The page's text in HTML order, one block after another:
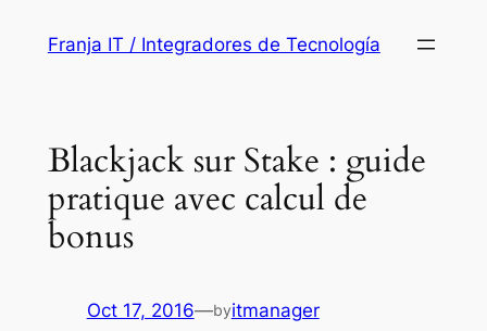
Franja IT / Integradores de Tecnología
Blackjack sur Stake : guide
pratique avec calcul de
bonus
Oct 17, 2016—byitmanager